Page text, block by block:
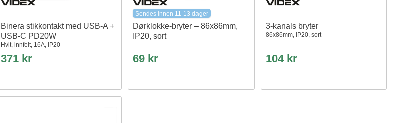
Binera stikkontakt med USB-A +
USB-C PD20W
Hvit, innfelt, 16A, IP20
371 kr
Sendes innen 11-13 dager
Dørklokke-bryter – 86x86mm,
IP20, sort
69 kr
3-kanals bryter
86x86mm, IP20, sort
104 kr